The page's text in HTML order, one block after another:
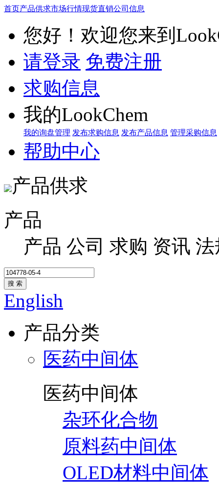
首页产品供求市场行情现货直销公司信息
您好！欢迎您来到
请登录 免费注册
求购信息
我的LookChem
我的询盘管理 发布求购信息 发布产品信息 管理采购信息
帮助中心
产品供求
产品
产品 公司 求购 资讯 法
搜 索
English
产品分类
医药中间体
医药中间体
杂环化合物
原料药中间体
OLED材料中间体